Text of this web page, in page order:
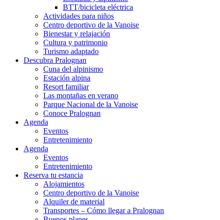
BTT/bicicleta eléctrica
Actividades para niños
Centro deportivo de la Vanoise
Bienestar y relajación
Cultura y patrimonio
Turismo adaptado
Descubra Pralognan
Cuna del alpinismo
Estación alpina
Resort familiar
Las montañas en verano
Parque Nacional de la Vanoise
Conoce Pralognan
Agenda
Eventos
Entretenimiento
Agenda
Eventos
Entretenimiento
Reserva tu estancia
Alojamientos
Centro deportivo de la Vanoise
Alquiler de material
Transportes – Cómo llegar a Pralognan